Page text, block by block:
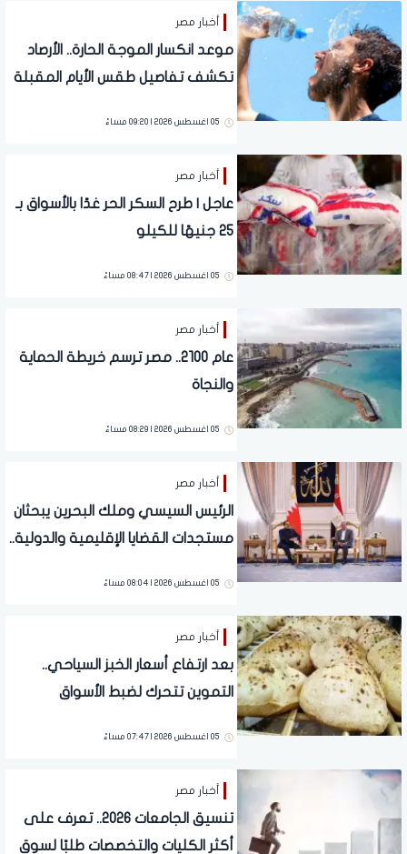
أخبار مصر
موعد انكسار الموجة الحارة.. الأرصاد
تكشف تفاصيل طقس الأيام المقبلة
05 اغسطس 2026 | 09:20 مساءً
أخبار مصر
عاجل | طرح السكر الحر غدًا بالأسواق بـ
25 جنيهًا للكيلو
05 اغسطس 2026 | 08:47 مساءً
أخبار مصر
عام 2100.. مصر ترسم خريطة الحماية
والنجاة
05 اغسطس 2026 | 08:29 مساءً
أخبار مصر
الرئيس السيسي وملك البحرين يبحثان
مستجدات القضايا الإقليمية والدولية..
05 اغسطس 2026 | 08:04 مساءً
أخبار مصر
بعد ارتفاع أسعار الخبز السياحي..
التموين تتحرك لضبط الأسواق
05 اغسطس 2026 | 07:47 مساءً
أخبار مصر
تنسيق الجامعات 2026.. تعرف على
أكثر الكليات والتخصصات طلبًا لسوق